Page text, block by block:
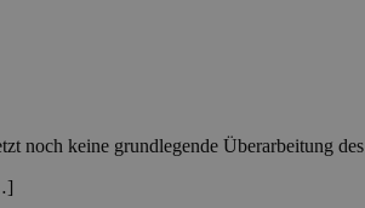
noch keine grundlegende Überarbeitung des